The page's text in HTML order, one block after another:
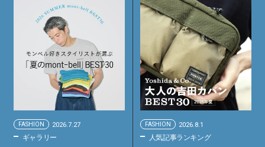
FASHION 2026.7.27
ギャラリー
FASHION 2026.8.1
人気記事ランキング